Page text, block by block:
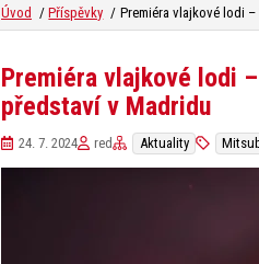
Úvod Příspěvky
Premiéra vlajkové lodi
představí v Madridu
24. 7. 2024 red Aktuality